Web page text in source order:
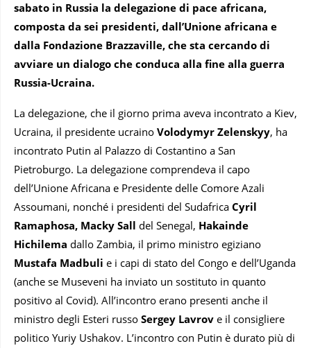
sabato in Russia la delegazione di pace africana,
composta da sei presidenti, dall’Unione africana e
dalla Fondazione Brazzaville, che sta cercando di
avviare un dialogo che conduca alla fine alla guerra
Russia-Ucraina.
La delegazione, che il giorno prima aveva incontrato a Kiev,
Ucraina, il presidente ucraino Volodymyr Zelenskyy, ha
incontrato Putin al Palazzo di Costantino a San
Pietroburgo. La delegazione comprendeva il capo
dell’Unione Africana e Presidente delle Comore Azali
Assoumani, nonché i presidenti del Sudafrica Cyril
Ramaphosa, Macky Sall del Senegal, Hakainde
Hichilema dallo Zambia, il primo ministro egiziano
Mustafa Madbuli e i capi di stato del Congo e dell’Uganda
(anche se Museveni ha inviato un sostituto in quanto
positivo al Covid). All’incontro erano presenti anche il
ministro degli Esteri russo Sergey Lavrov e il consigliere
politico Yuriy Ushakov. L’incontro con Putin è durato più di